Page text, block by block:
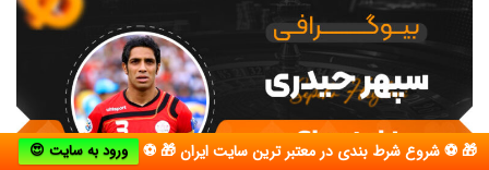
🎁 ⚽ شروع شرط بندی در معتبر ترین سایت ایران 🎁 ⚽ ورود به سایت 😍